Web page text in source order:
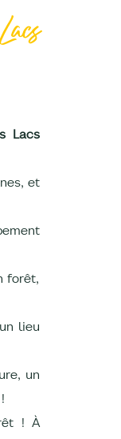
Lacs
et
forêt,
lieu
un
! À